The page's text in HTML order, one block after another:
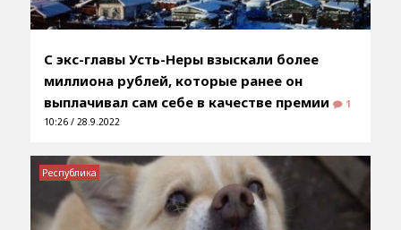
С экс-главы Усть-Неры взыскали более
миллиона рублей, которые ранее он
выплачивал сам себе в качестве премии
1
10:26 / 28.9.2022
Республика